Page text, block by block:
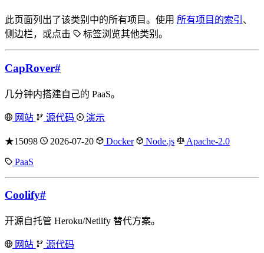
此页面列出了该类别中的所有项目。使用 所有项目的索引 、
侧边栏，或点击
标签浏览其他类别。
CapRover#
几分钟内搭建自己的 PaaS。
网站 源代码 演示
★15098 2026-07-20 Docker Node.js Apache-2.0
PaaS
Coolify#
开源自托管 Heroku/Netlify 替代方案。
网站 源代码